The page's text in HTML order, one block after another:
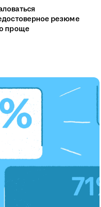
резюме
проще